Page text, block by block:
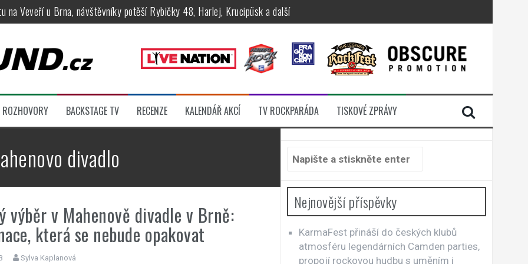
na Veveří u Brna, návštěvníky potěší Rybičky 48, Harlej, Krucipüsk a další
Apocalyptica, legendární Root i s Big Bossem či velká párty s Green Jellÿ
legendy Anthrax a Accept
legendárních Camden parties, propojí rockovou hudbu s uměním i komunitou
ROZHOVORY BACKSTAGE TV RECENZE KALENDÁŘ AKCÍ TV ROCKPARÁDA TISKOVÉ ZPRÁVY
divadlo
výběr v Mahenově divadle v Brně:
která se nebude opakovat
Sylva Kaplanová
Hledat:
Nejnovější příspěvky
KarmaFest přináší do českých klubů
atmosféru legendárních Camden parties,
propojí rockovou hudbu s uměním i